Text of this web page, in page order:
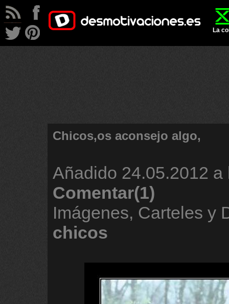
La
Chicos,os aconsejo algo,
Añadido 24.05.2012 a
Comentar(1)
Imágenes, Carteles y
chicos